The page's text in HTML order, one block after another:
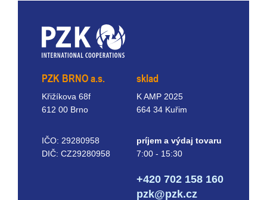
PZK BRNO a.s.
Křižíkova 68f
612 00 Brno
IČO: 29280958
DIČ: CZ29280958
sklad
K AMP 2025
664 34 Kuřim
príjem a výdaj tovaru
7:00 - 15:30
+420 702 158 160
pzk@pzk.cz